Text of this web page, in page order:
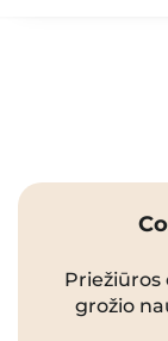
grožio